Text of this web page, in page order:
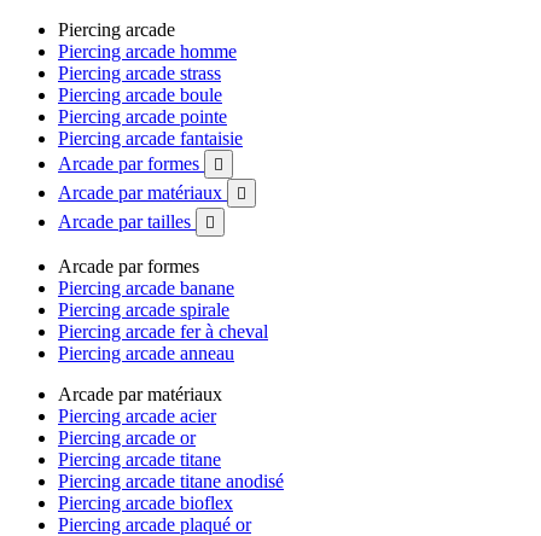
Piercing arcade
Piercing arcade homme
Piercing arcade strass
Piercing arcade boule
Piercing arcade pointe
Piercing arcade fantaisie
Arcade par formes

Arcade par matériaux 
Arcade par tailles 
Arcade par formes
Piercing arcade banane
Piercing arcade spirale
Piercing arcade fer à cheval
Piercing arcade anneau
Arcade par matériaux
Piercing arcade acier
Piercing arcade or
Piercing arcade titane
Piercing arcade titane anodisé
Piercing arcade bioflex
Piercing arcade plaqué or